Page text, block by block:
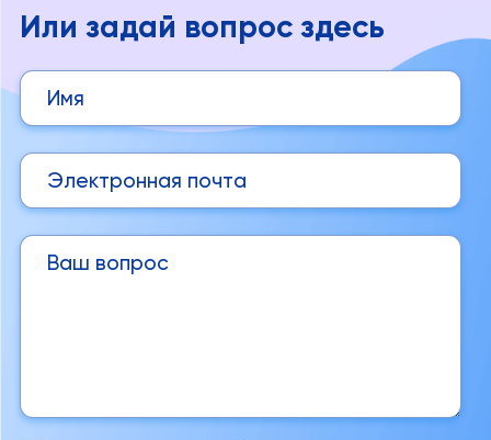
Или задай вопрос здесь